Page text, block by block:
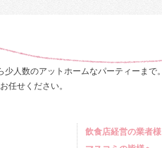
人数のアットホームなパーティーまで。
任せください。
飲食店経営の業者様